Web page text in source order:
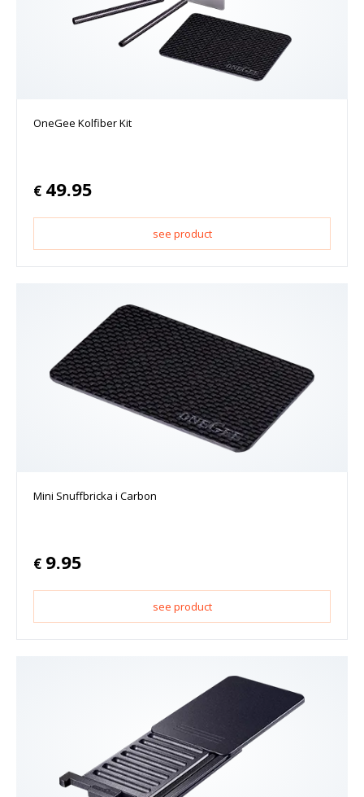
OneGee Kolfiber Kit
€ 49.95
see product
Mini Snuffbricka i Carbon
€ 9.95
see product